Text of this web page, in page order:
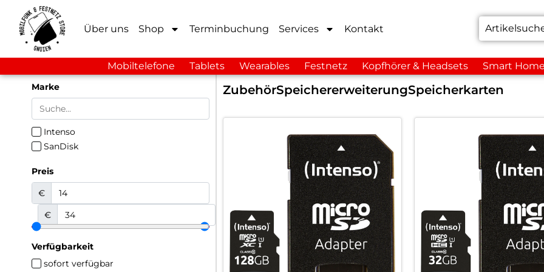
Über uns Shop Terminbuchung Services Kontakt
Mobiltelefone Tablets Wearables Festnetz Kopfhörer & Headsets Smart Home
Marke
Intenso
SanDisk
Preis
€
€
Verfügbarkeit
sofort verfügbar
ZubehörSpeichererweiterungSpeicherkarten